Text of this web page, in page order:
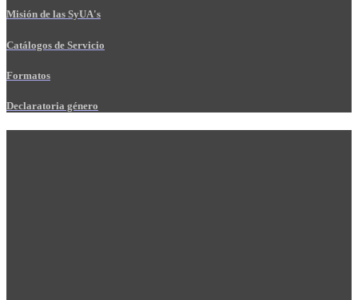
Misión de las SyUA's
Catálogos de Servicio
Formatos
Declaratoria género